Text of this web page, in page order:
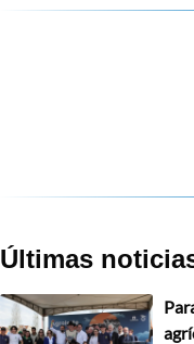
Últimas